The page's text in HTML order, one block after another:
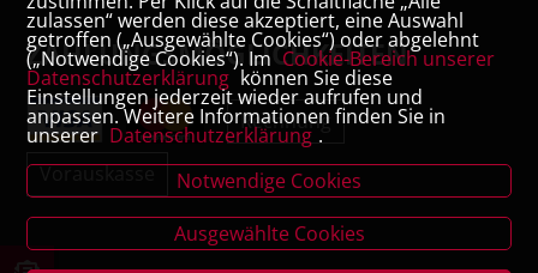
ZAHLUNGSMÖGLICHKEITEN
Rechnung
Vorauskasse
zulassen“ werden diese akzeptiert, eine Auswahl
getroffen („Ausgewählte Cookies“) oder abgelehnt
(„Notwendige Cookies“). Im Cookie-Bereich unserer
Datenschutzerklärung können Sie diese
Einstellungen jederzeit wieder aufrufen und
anpassen. Weitere Informationen finden Sie in
unserer Datenschutzerklärung .
Notwendige Cookies
Ausgewählte Cookies